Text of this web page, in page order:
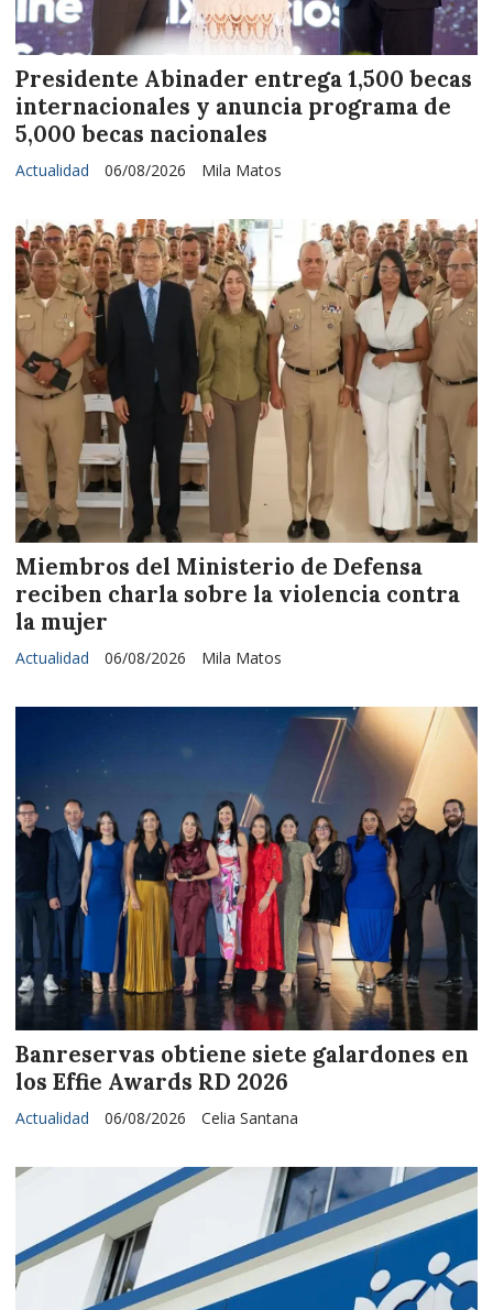
Presidente Abinader entrega 1,500 becas
internacionales y anuncia programa de
5,000 becas nacionales
Mila Matos
Actualidad 06/08/2026
Miembros del Ministerio de Defensa
reciben charla sobre la violencia contra
la mujer
Mila Matos
Actualidad 06/08/2026
Banreservas obtiene siete galardones en
los Effie Awards RD 2026
Celia Santana
Actualidad 06/08/2026